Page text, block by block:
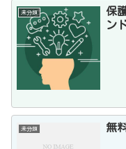
未分類
保
ン
未分類 無